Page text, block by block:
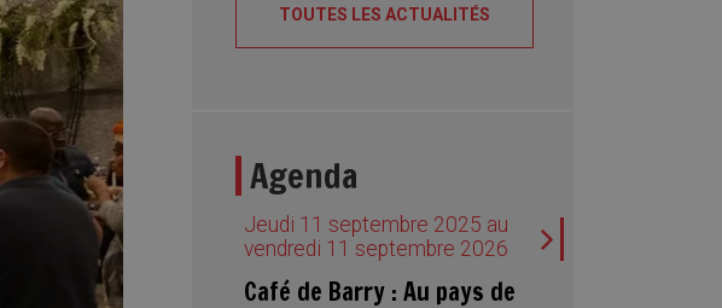
découvertes culinaires et des rencontres
monde entier, des desserts traditionnels,
TOUTES LES ACTUALITÉS
Agenda
Jeudi 11 septembre 2025 au
vendredi 11 septembre 2026
Café de Barry : Au pays de